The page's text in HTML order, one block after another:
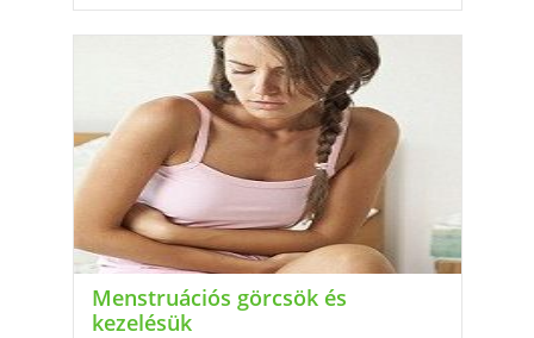
Menstruációs görcsök és
kezelésük